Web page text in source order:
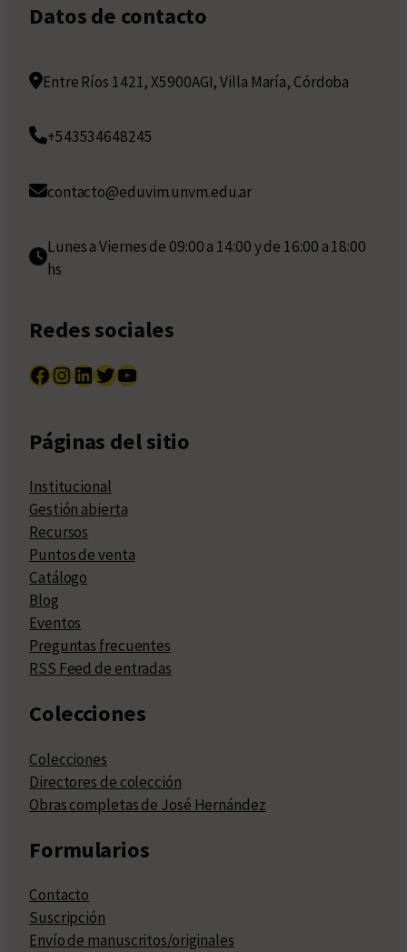
Datos de contacto
Entre Ríos 1421, X5900AGI, Villa María, Córdoba
+543534648245
contacto@eduvim.unvm.edu.ar
Lunes a Viernes de 09:00 a 14:00 y de 16:00 a 18:00
hs
Redes sociales
Facebook InstagramLinkedIn Twitter YouTube
Páginas del sitio
Institucional
Gestión abierta
Recursos
Puntos de venta
Catálogo
Blog
Eventos
Preguntas frecuentes
RSS Feed de entradas
Colecciones
Colecciones
Directores de colección
Obras completas de José Hernández
Formularios
Contacto
Suscripción
Envío de manuscritos/originales